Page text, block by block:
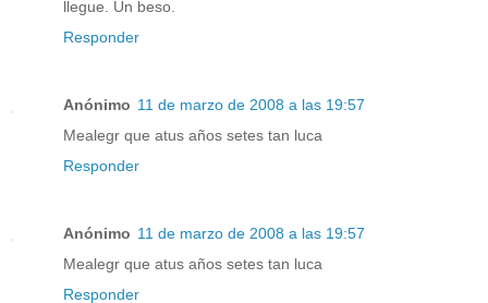
llegue. Un beso.
Responder
Anónimo 11 de marzo de 2008 a las 19:57
Mealegr que atus años setes tan luca
Responder
Anónimo 11 de marzo de 2008 a las 19:57
Mealegr que atus años setes tan luca
Responder